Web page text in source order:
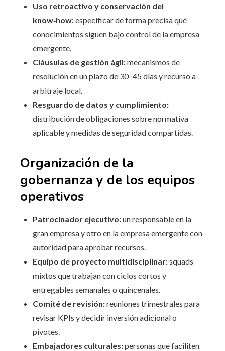
Uso retroactivo y conservación del
know‑how:especificar de forma precisa qué
conocimientos siguen bajo control de la empresa
emergente.
Cláusulas de gestión ágil:mecanismos de
resolución en un plazo de 30–45 días y recurso a
arbitraje local.
Resguardo de datos y cumplimiento:
distribución de obligaciones sobre normativa
aplicable y medidas de seguridad compartidas.
Organización de la
gobernanza y de los equipos
operativos
Patrocinador ejecutivo:un responsable en la
gran empresa y otro en la empresa emergente con
autoridad para aprobar recursos.
Equipo de proyecto multidisciplinar:squads
mixtos que trabajan con ciclos cortos y
entregables semanales o quincenales.
Comité de revisión:reuniones trimestrales para
revisar KPIs y decidir inversión adicional o
pivotes.
Embajadores culturales:personas que faciliten